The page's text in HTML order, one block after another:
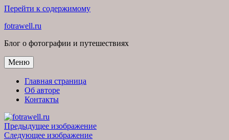
Перейти к содержимому
fotrawell.ru
Блог о фотографии и путешествиях
Меню
Главная страница
Об авторе
Контакты
Предыдущее изображение
Следующее изображение